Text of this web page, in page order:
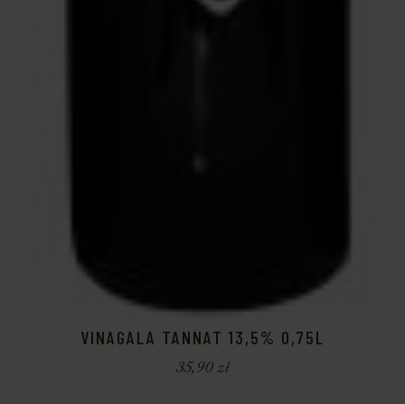
VINAGALA TANNAT 13,5% 0,75L
35,90zł